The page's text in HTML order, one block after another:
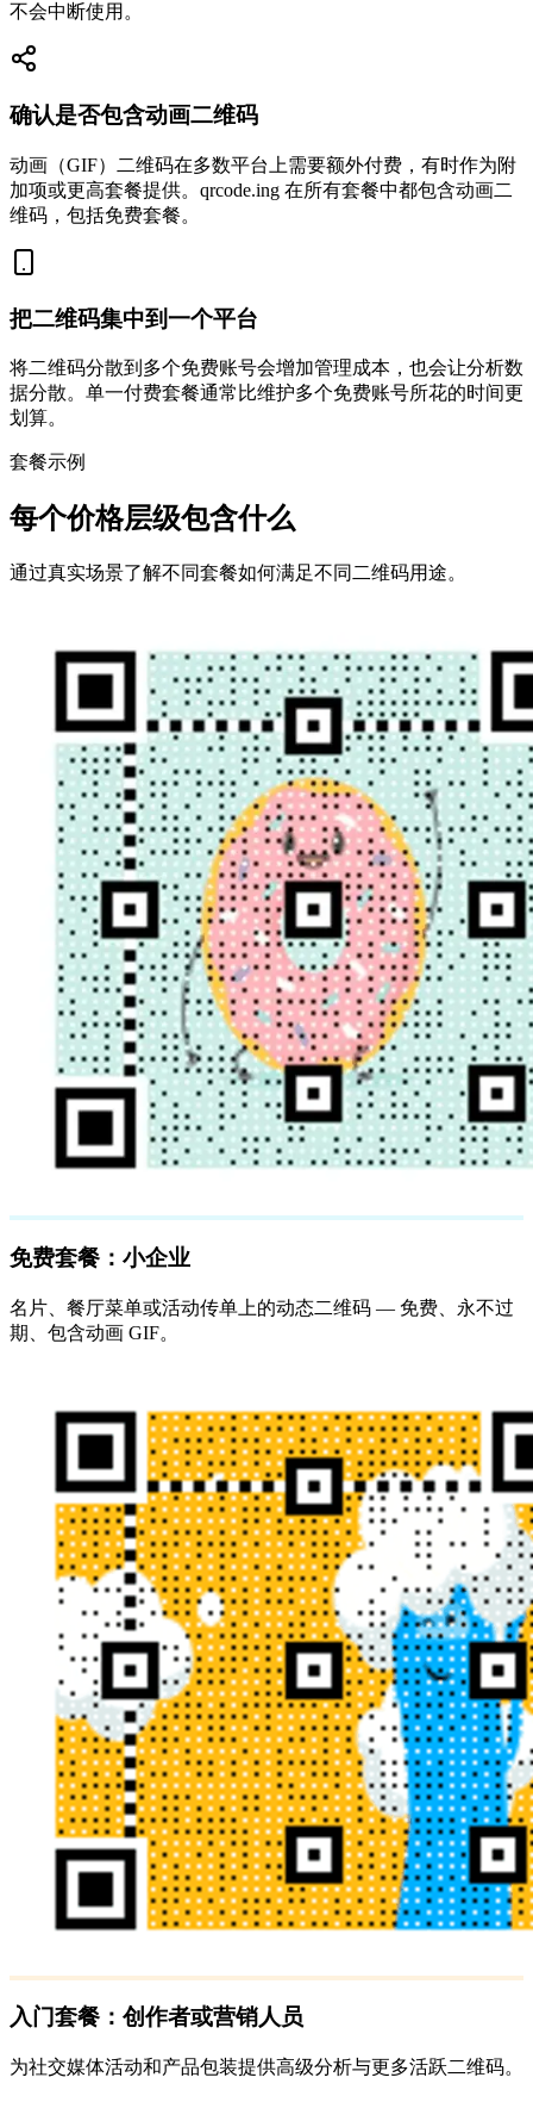
不会中断使用。
确认是否包含动画二维码
动画（GIF）二维码在多数平台上需要额外付费，有时作为附
加项或更高套餐提供。qrcode.ing 在所有套餐中都包含动画二
维码，包括免费套餐。
把二维码集中到一个平台
将二维码分散到多个免费账号会增加管理成本，也会让分析数
据分散。单一付费套餐通常比维护多个免费账号所花的时间更
划算。
套餐示例
每个价格层级包含什么
通过真实场景了解不同套餐如何满足不同二维码用途。
免费套餐：小企业
名片、餐厅菜单或活动传单上的动态二维码 — 免费、永不过
期、包含动画 GIF。
入门套餐：创作者或营销人员
为社交媒体活动和产品包装提供高级分析与更多活跃二维码。